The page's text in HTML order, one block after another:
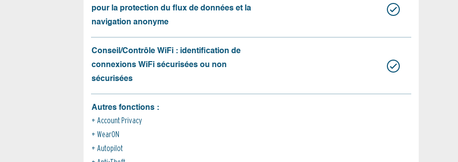
pour la protection du flux de données et la
navigation anonyme
Conseil/Contrôle WiFi : identification de
connexions WiFi sécurisées ou non
sécurisées
Autres fonctions :
Account Privacy
WearON
Autopilot